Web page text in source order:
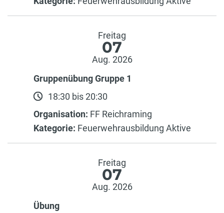
Freitag
07
Aug. 2026
Gruppenübung Gruppe 1
18:30 bis 20:30
Organisation: FF Reichraming
Kategorie: Feuerwehrausbildung Aktive
Freitag
07
Aug. 2026
Übung